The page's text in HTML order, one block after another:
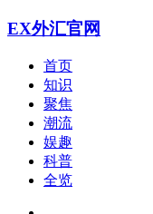
EX外汇官网
首页
知识
聚焦
潮流
娱趣
科普
全览